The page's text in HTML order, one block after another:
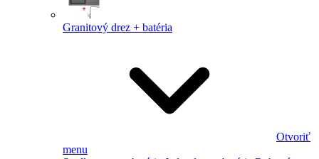
Granitový drez + batéria
Otvoriť
menu